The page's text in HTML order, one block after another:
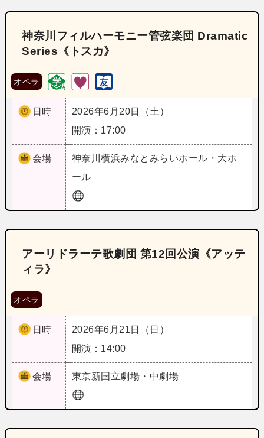
神奈川フィルハーモニー管弦楽団 Dramatic
Series《トスカ》
オペラ
日時
2026年6月20日（土）
開演：17:00
会場 神奈川横浜みなとみらいホール・大ホ
ール
アーリドラーテ歌劇団 第12回公演《アッテ
ィラ》
オペラ
日時
2026年6月21日（日）
開演：14:00
会場 東京新国立劇場・中劇場